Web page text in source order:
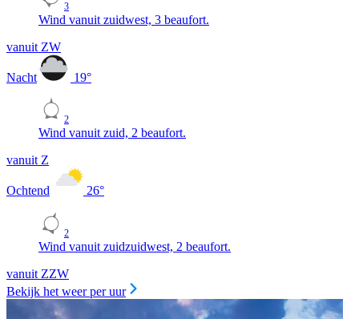
3
Wind vanuit zuidwest, 3 beaufort.
vanuit ZW
Nacht 19°
2
Wind vanuit zuid, 2 beaufort.
vanuit Z
Ochtend 26°
2
Wind vanuit zuidzuidwest, 2 beaufort.
vanuit ZZW
Bekijk het weer per uur